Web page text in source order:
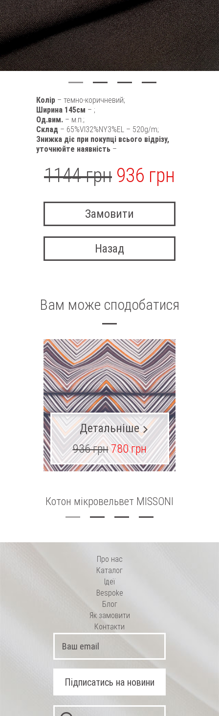
Колір – темно-коричневий;
Ширина 145см – ;
Од.вим. – м.п.;
Склад – 65%VI32%NY3%EL – 520g/m;
Знижка діє при покупці всього відрізу,
уточнюйте наявність –
1144 грн 936 грн
Замовити
Назад
Вам може сподобатися
Котон мікровельвет MISSONI
Детальніше
936 грн780 грн
Про нас
Каталог
Ідеї
Bespoke
Блог
Як замовити
Контакти